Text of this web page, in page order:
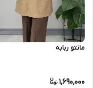
مانتو ربابه
1,690,000